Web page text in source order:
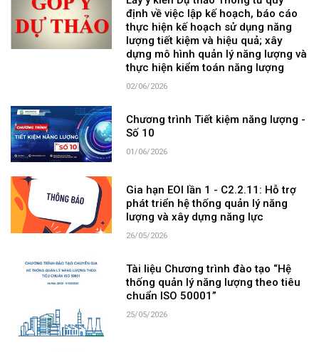
định về việc lập kế hoạch, báo cáo
thực hiện kế hoạch sử dụng năng
lượng tiết kiệm và hiệu quả; xây
dựng mô hình quản lý năng lượng và
thực hiện kiểm toán năng lượng
02/06/2026
Chương trình Tiết kiệm năng lượng -
Số 10
01/06/2026
Gia hạn EOI lần 1 - C2.2.11: Hỗ trợ
phát triển hệ thống quản lý năng
lượng và xây dựng năng lực
26/05/2026
Tài liệu Chương trình đào tạo “Hệ
thống quản lý năng lượng theo tiêu
chuẩn ISO 50001”
25/05/2026